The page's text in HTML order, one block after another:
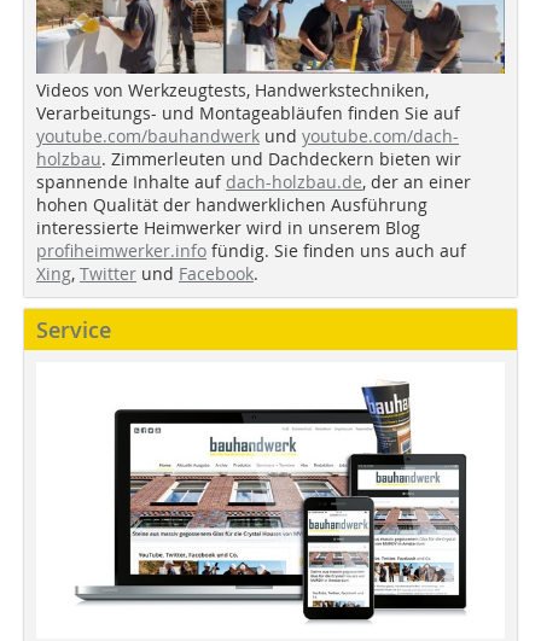
Videos von Werkzeugtests, Handwerkstechniken,
Verarbeitungs- und Montageabläufen finden Sie auf
youtube.com/bauhandwerk und youtube.com/dach-
holzbau. Zimmerleuten und Dachdeckern bieten wir
spannende Inhalte auf dach-holzbau.de, der an einer
hohen Qualität der handwerklichen Ausführung
interessierte Heimwerker wird in unserem Blog
profiheimwerker.info fündig. Sie finden uns auch auf
Xing, Twitter und Facebook.
Service